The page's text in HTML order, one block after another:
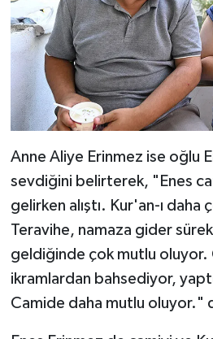
Anne Aliye Erinmez ise oğlu
sevdiğini belirterek, "Enes
gelirken alıştı. Kur'an-ı daha
Teravihe, namaza gider
geldiğinde çok mutlu oluyor.
ikramlardan bahsediyor,
Camide daha mutlu oluyor."
Niğde Müftülüğü
Ordu Müftülüğü
Osmaniye Müftülüğü
Sakarya Müftülüğü
Samsun Müftülüğü
Siirt Müftülüğü
Sinop Müftülüğü